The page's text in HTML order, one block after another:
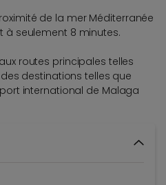
de la mer Méditerranée
à seulement 8 minutes.
routes principales telles
destinations telles que
international de Malaga